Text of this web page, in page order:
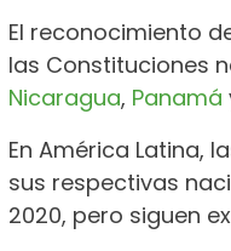
El reconocimiento
las Constituciones
Nicaragua, Panamá
En América Latina,
sus respectivas
2020, pero siguen